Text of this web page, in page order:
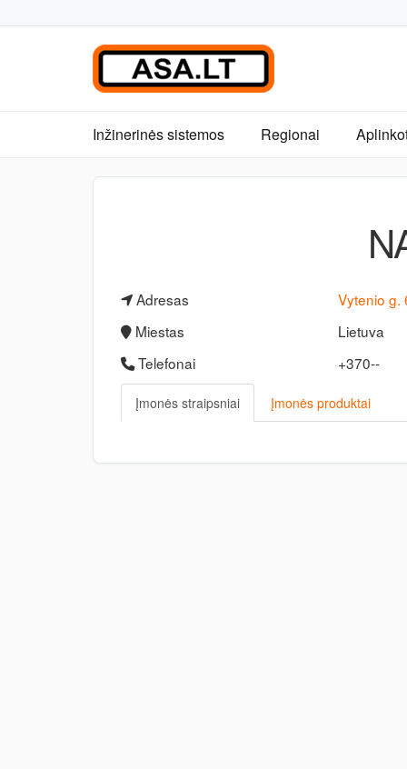
Inžinerinės sistemos Regionai
Adresas
Vytenio g.
Miestas
Lietuva
Telefonai
+370--
Įmonės straipsniai Įmonės produktai